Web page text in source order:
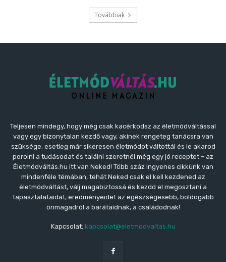
Továbbiak
Teljesen mindegy, hogy még csak kacérkodsz az életmódváltással
vagy egy bizonytalan kezdő vagy, akinek rengeteg tanácsra van
szüksége, esetleg már sikeresen életmódot váltottál és le akarod
porolni a tudásodat és találni szeretnél még egy jó receptet – az
Életmódváltás.hu itt van Neked! Több száz ingyenes cikkünk van
mindenféle témában, tehát Neked csak el kell kezdened az
életmódváltást, válj magabiztossá és kezdd el megosztani a
tapasztalataidat, eredményeidet az egészségesebb, boldogabb
önmagadról a barátaidnak, a családodnak!
Kapcsolat: kapcsolat@eletmodvaltas.hu